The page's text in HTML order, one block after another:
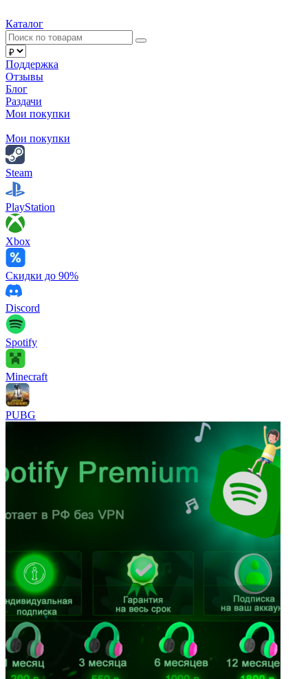
Каталог
Поддержка
Отзывы
Блог
Раздачи
Мои покупки
Мои покупки
Steam
PlayStation
Xbox
Скидки до 90%
Discord
Spotify
Minecraft
PUBG